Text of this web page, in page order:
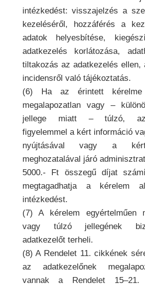
intézkedést: visszajelzés a
kezeléséről, hozzáférés a
adatok helyesbítése,
adatkezelés korlátozása,
tiltakozás az adatkezelés ellen,
incidensről való tájékoztatás.
(6) Ha az érintett kérelme
megalapozatlan vagy –
jellege miatt – túlzó, az
figyelemmel a kért információ
nyújtásával vagy a kért
meghozatalával járó
5000.- Ft összegű díjat
megtagadhatja a kérelem
intézkedést.
(7) A kérelem egyértelműen
vagy túlzó jellegének
adatkezelőt terheli.
(8) A Rendelet 11. cikkének
az adatkezelőnek
vannak a Rendelet